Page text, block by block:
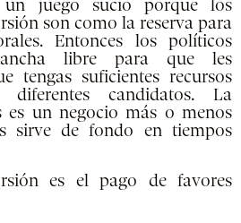
un juego sucio porque los
son como la reserva para
Entonces los políticos
libre para que les
tengas suficientes recursos
candidatos. La
es un negocio más o menos
sirve de fondo en tiempos
es el pago de favores